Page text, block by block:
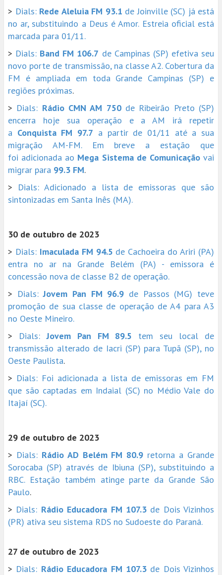
> Dials: Rede Aleluia FM 93.1 de Joinville (SC) já está
no ar, substituindo a Deus é Amor. Estreia oficial está
marcada para 01/11.
> Dials: Band FM 106.7 de Campinas (SP) efetiva seu
novo porte de transmissão, na classe A2. Cobertura da
FM é ampliada em toda Grande Campinas (SP) e
regiões próximas.
> Dials: Rádio CMN AM 750de Ribeirão Preto (SP)
encerra hoje sua operação e a AM irá repetir
a Conquista FM 97.7 a partir de 01/11 até a sua
migração AM-FM. Em breve a estação que
foi adicionada ao Mega Sistema de Comunicaçãovai
migrar para 99.3 FM.
> Dials: Adicionado a lista de emissoras que são
sintonizadas em Santa Inês (MA).
30 de outubro de 2023
> Dials: Imaculada FM 94.5 de Cachoeira do Ariri (PA)
entra no ar na Grande Belém (PA) - emissora é
concessão nova de classe B2 de operação.
> Dials:Jovem Pan FM 96.9 de Passos (MG) teve
promoção de sua classe de operação de A4 para A3
no Oeste Mineiro.
> Dials:Jovem Pan FM 89.5 tem seu local de
transmissão alterado de Iacri (SP) para Tupã (SP), no
Oeste Paulista.
> Dials: Foi adicionada a lista de emissoras em FM
que são captadas em Indaial (SC) no Médio Vale do
Itajaí (SC).
29 de outubro de 2023
> Dials: Rádio AD Belém FM 80.9 retorna a Grande
Sorocaba (SP) através de Ibiuna (SP), substituindo a
RBC. Estação também atinge parte da Grande São
Paulo.
> Dials: Rádio Educadora FM 107.3de Dois Vizinhos
(PR) ativa seu sistema RDS no Sudoeste do Paraná.
27 de outubro de 2023
> Dials: Rádio Educadora FM 107.3de Dois Vizinhos